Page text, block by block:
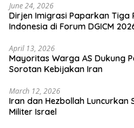
June 24, 2026
Dirjen Imigrasi Paparkan Tiga
Indonesia di Forum DGICM
April 13, 2026
Mayoritas Warga AS Dukung
Sorotan Kebijakan Iran
March 12, 2026
Iran dan Hezbollah Luncurkan
Militer Israel